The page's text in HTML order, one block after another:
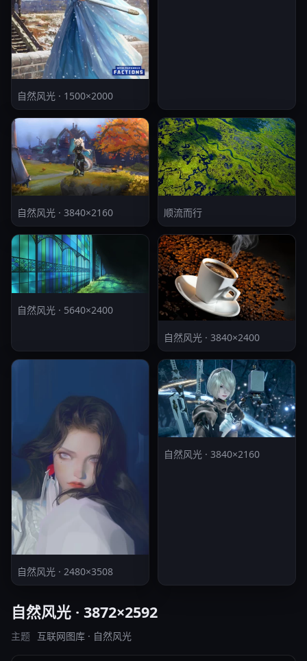
自然风光 · 1500×2000
自然风光 · 3840×2160 顺流而行
自然风光 · 5640×2400
自然风光 · 3840×2400
自然风光 · 2480×3508
自然风光 · 3840×2160
自然风光 · 3872×2592
主题 互联网图库 · 自然风光